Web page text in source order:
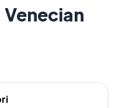
Venecian